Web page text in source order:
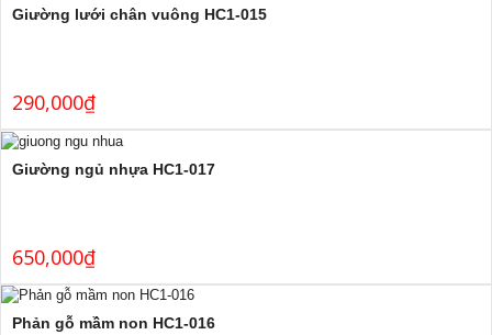
Giường lưới chân vuông HC1-015
290,000₫
Giường ngủ nhựa HC1-017
650,000₫
Phản gỗ mầm non HC1-016